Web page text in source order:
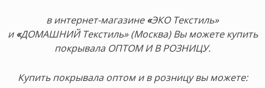
в интернет-магазине«ЭКО Текстиль»
и«ДОМАШНИЙ Текстиль» (Москва) Вы можете купить
покрывала ОПТОМ И В РОЗНИЦУ.
Купить покрывала оптом и в розницу вы можете: